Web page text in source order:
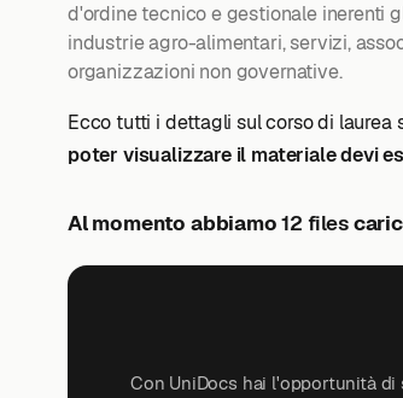
d'ordine tecnico e gestionale inerenti
industrie agro-alimentari, servizi,
organizzazioni non governative.
Ecco tutti i dettagli sul corso di laurea
poter visualizzare il materiale devi
Al momento abbiamo12 files
Con UniDocs hai l'opportunità